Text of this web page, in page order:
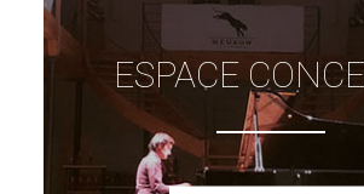
ESPACE